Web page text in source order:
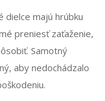
dielce majú hrúbku
preniesť zaťaženie,
Samotný
aby nedochádzalo